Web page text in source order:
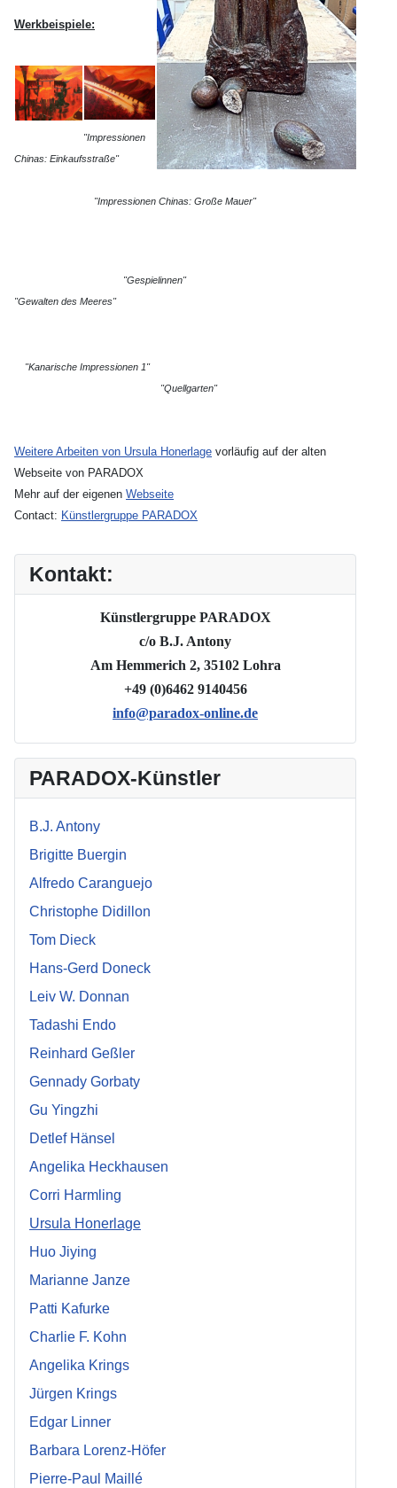
Werkbeispiele:
"Impressionen
Chinas: Einkaufsstraße"
"Impressionen Chinas: Große Mauer"
"Gespielinnen"
"Gewalten des Meeres"
"Kanarische Impressionen 1"
"Quellgarten"
Weitere Arbeiten von Ursula Honerlage vorläufig auf der alten
Webseite von PARADOX
Mehr auf der eigenen Webseite
Contact: Künstlergruppe PARADOX
Kontakt:
Künstlergruppe PARADOX
c/o B.J. Antony
Am Hemmerich 2, 35102 Lohra
+49 (0)6462 9140456
info@paradox-online.de
PARADOX-Künstler
B.J. Antony
Brigitte Buergin
Alfredo Caranguejo
Christophe Didillon
Tom Dieck
Hans-Gerd Doneck
Leiv W. Donnan
Tadashi Endo
Reinhard Geßler
Gennady Gorbaty
Gu Yingzhi
Detlef Hänsel
Angelika Heckhausen
Corri Harmling
Ursula Honerlage
Huo Jiying
Marianne Janze
Patti Kafurke
Charlie F. Kohn
Angelika Krings
Jürgen Krings
Edgar Linner
Barbara Lorenz-Höfer
Pierre-Paul Maillé